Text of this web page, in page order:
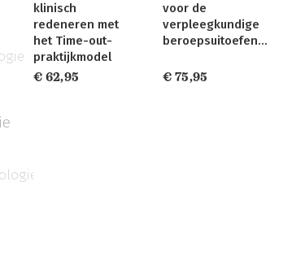
klinisch
redeneren met
het Time-out-
praktijkmodel
€ 62,95
voor de
verpleegkundige
beroepsuitoefening
€ 75,95